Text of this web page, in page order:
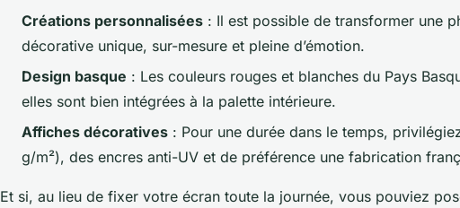
Créations personnalisées : Il est possible de transformer une
décorative unique, sur-mesure et pleine d’émotion.
Design basque : Les couleurs rouges et blanches du Pays
elles sont bien intégrées à la palette intérieure.
Affiches décoratives : Pour une durée dans le temps,
g/m²), des encres anti-UV et de préférence une fabrication
Et si, au lieu de fixer votre écran toute la journée, vous pouviez